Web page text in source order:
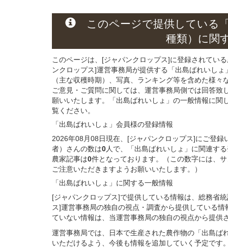
このページで提供している
種類） に関
このページは、[ジャパンクロップス]に登録されてい
ンクロップス]運営事務局が提供する「出島ばれいしょ
（主な収穫時期）、写真、ランキング等を含めた様
ご意見・ご質問に関しては、運営事務局側では回答
願いいたします。「出島ばれいしょ」の一般情報に
覧ください。
「出島ばれいしょ」会員様の登録情報
2026年08月08日現在、[ジャパンクロップス]にご登
者）さんの数は0人で、「出島ばれいしょ」に関連す
農家記事は0件となっております。（この数字には、
ご注意いただきますようお願いいたします。）
「出島ばれいしょ」に関する一般情報
[ジャパンクロップス]で提供している情報は、総務省
ス]運営事務局の独自の視点・調査から提供している
ていない情報は、当運営事務局の独自の視点から提供
運営事務局では、日本で生産された農作物の「出島
いただけるよう、今後も情報を追加していく予定です